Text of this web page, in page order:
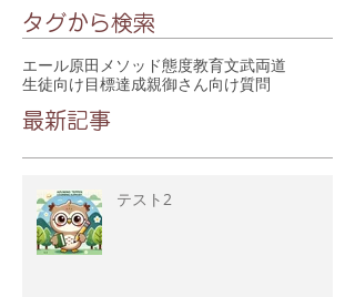
タグから検索
エール原田メソッド態度教育文武両道
生徒向け目標達成親御さん向け質問
最新記事
テスト2